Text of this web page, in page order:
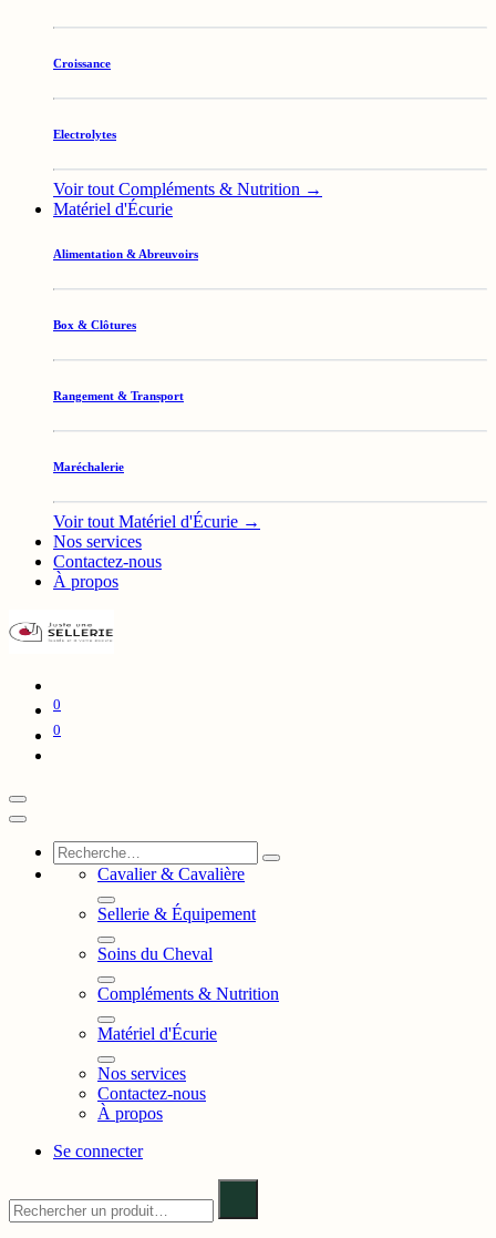
Croissance
Electrolytes
Voir tout Compléments & Nutrition →
Matériel d'Écurie
Alimentation & Abreuvoirs
Box & Clôtures
Rangement & Transport
Maréchalerie
Voir tout Matériel d'Écurie →
Nos services
Contactez-nous
À propos
0
0
Cavalier & Cavalière
Sellerie & Équipement
Soins du Cheval
Compléments & Nutrition
Matériel d'Écurie
Nos services
Contactez-nous
À propos
Se connecter